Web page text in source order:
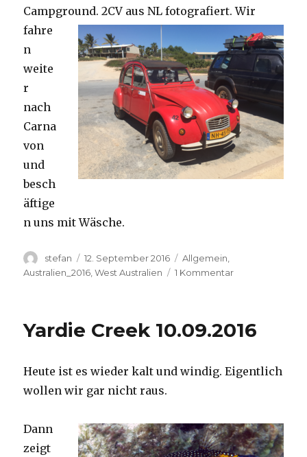
Campground.2CV aus NL fotografiert. Wir
fahre
n
weite
r
nach
Carna
von
und
besch
äftige
n uns mit Wäsche.
Autor
stefan
Veröffentlicht
am
12. September 2016 Kategorien
Allgemein
Australien_2016 ,West Australien 1 Kommentarzu
Yardie Creek 10.09.2016
Heute ist es wieder kalt und windig. Eigentlich
wollen wir gar nicht raus.
Dann
zeigt